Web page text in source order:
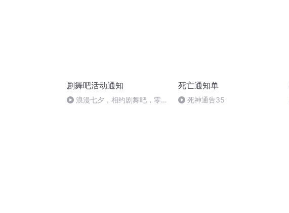
剧舞吧活动通知
浪漫七夕，相约剧舞吧，零距
死亡通知单
死神通告35